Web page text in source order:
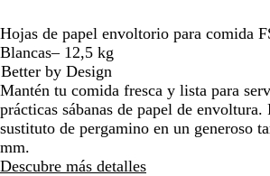
Hojas de papel envoltorio para comida
Blancas– 12,5 kg
Better by Design
Mantén tu comida fresca y lista para
prácticas sábanas de papel de
sustituto de pergamino en un generoso
mm.
Descubre más detalles